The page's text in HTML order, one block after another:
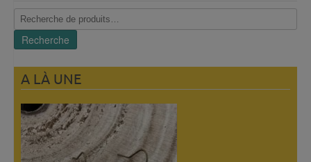
Recherche
pour :
Recherche
A LÀ UNE